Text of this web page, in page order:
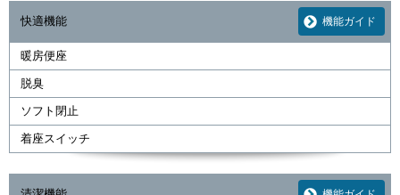
快適機能 機能ガイド
暖房便座
脱臭
ソフト閉止
着座スイッチ